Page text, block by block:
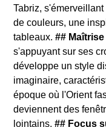
Tabriz,
de couleurs, une
tableaux.##
s'appuyant sur ses
développe un style
imaginaire,
époque où l'Orient
deviennent des
lointains.## Focus